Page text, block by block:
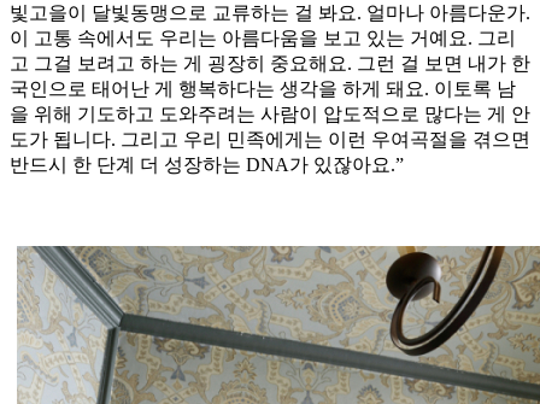
빛고을이 달빛동맹으로 교류하는 걸 봐요. 얼마나 아름다운가.
이 고통 속에서도 우리는 아름다움을 보고 있는 거예요. 그리
고 그걸 보려고 하는 게 굉장히 중요해요. 그런 걸 보면 내가 한
국인으로 태어난 게 행복하다는 생각을 하게 돼요. 이토록 남
을 위해 기도하고 도와주려는 사람이 압도적으로 많다는 게 안
도가 됩니다. 그리고 우리 민족에게는 이런 우여곡절을 겪으면
반드시 한 단계 더 성장하는 DNA가 있잖아요.”